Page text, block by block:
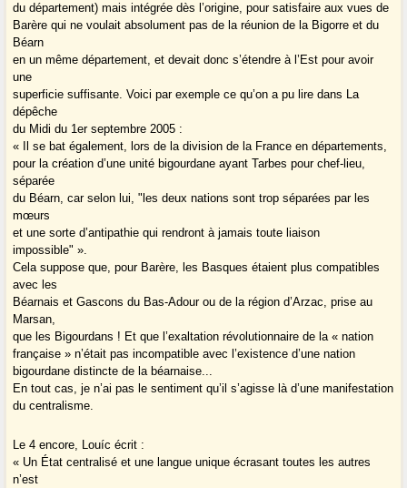
du département) mais intégrée dès l’origine, pour satisfaire aux vues de
Barère qui ne voulait absolument pas de la réunion de la Bigorre et du
Béarn
en un même département, et devait donc s’étendre à l’Est pour avoir
une
superficie suffisante. Voici par exemple ce qu’on a pu lire dans La
dépêche
du Midi du 1er septembre 2005 :
« Il se bat également, lors de la division de la France en départements,
pour la création d’une unité bigourdane ayant Tarbes pour chef-lieu,
séparée
du Béarn, car selon lui, "les deux nations sont trop séparées par les
mœurs
et une sorte d’antipathie qui rendront à jamais toute liaison
impossible" ».
Cela suppose que, pour Barère, les Basques étaient plus compatibles
avec les
Béarnais et Gascons du Bas-Adour ou de la région d’Arzac, prise au
Marsan,
que les Bigourdans ! Et que l’exaltation révolutionnaire de la « nation
française » n’était pas incompatible avec l’existence d’une nation
bigourdane distincte de la béarnaise...
En tout cas, je n’ai pas le sentiment qu’il s’agisse là d’une manifestation
du centralisme.
Le 4 encore, Louíc écrit :
« Un État centralisé et une langue unique écrasant toutes les autres
n’est